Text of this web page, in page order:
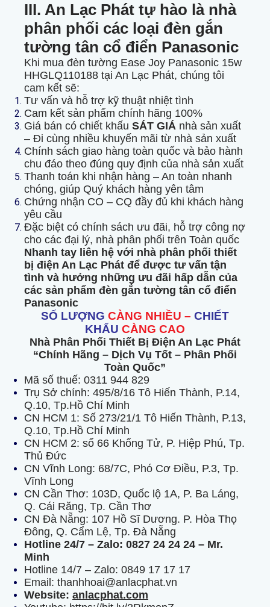
III. An Lạc Phát tự hào là nhà
phân phối các loại đèn gắn
tường tân cổ điển Panasonic
Khi mua đèn tường Ease Joy Panasonic 15w
HHGLQ110188 tại An Lạc Phát, chúng tôi
cam kết sẽ:
Tư vấn và hỗ trợ kỹ thuật nhiệt tình
Cam kết sản phẩm chính hãng 100%
Giá bán có chiết khấu SÁT GIÁ nhà sản xuất
– Đi cùng nhiều khuyến mãi từ nhà sản xuất
Chính sách giao hàng toàn quốc và bảo hành
chu đáo theo đúng quy định của nhà sản xuất
Thanh toán khi nhận hàng – An toàn nhanh
chóng, giúp Quý khách hàng yên tâm
Chứng nhận CO – CQ đầy đủ khi khách hàng
yêu cầu
Đặc biệt có chính sách ưu đãi, hỗ trợ công nợ
cho các đại lý, nhà phân phối trên Toàn quốc
Nhanh tay liên hệ với nhà phân phối thiết
bị điện An Lạc Phát để được tư vấn tận
tình và hưởng những ưu đãi hấp dẫn của
các sản phẩm đèn gắn tường tân cổ điển
Panasonic
SỐ LƯỢNG CÀNG NHIỀU – CHIẾT
KHẤU CÀNG CAO
Nhà Phân Phối Thiết Bị Điện An Lạc Phát
“Chính Hãng – Dịch Vụ Tốt – Phân Phối
Toàn Quốc”
Mã số thuế: 0311 944 829
Trụ Sở chính: 495/8/16 Tô Hiến Thành, P.14,
Q.10, Tp.Hồ Chí Minh
CN HCM 1: Số 273/21/1 Tô Hiến Thành, P.13,
Q.10, Tp.Hồ Chí Minh
CN HCM 2: số 66 Khổng Tử, P. Hiệp Phú, Tp.
Thủ Đức
CN Vĩnh Long: 68/7C, Phó Cơ Điều, P.3, Tp.
Vĩnh Long
CN Cần Thơ: 103D, Quốc lộ 1A, P. Ba Láng,
Q. Cái Răng, Tp. Cần Thơ
CN Đà Nẵng: 107 Hồ Sĩ Dương. P. Hòa Thọ
Đông, Q. Cẩm Lệ, Tp. Đà Nẵng
Hotline 24/7 – Zalo: 0827 24 24 24 – Mr.
Minh
Hotline 14/7 – Zalo: 0849 17 17 17
Email: thanhhoai@anlacphat.vn
Website: anlacphat.com